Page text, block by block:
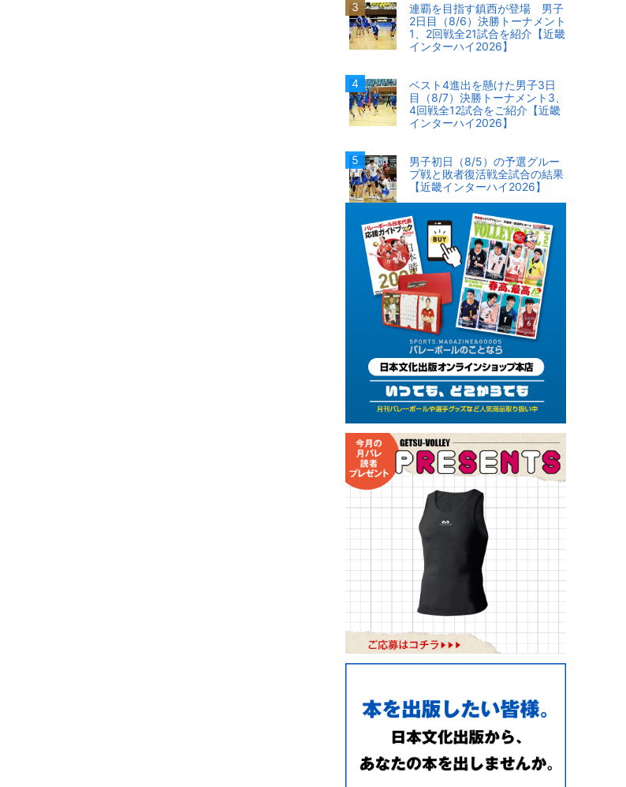
連覇を目指す鎮西が登場 男子
2日目（8/6）決勝トーナメント
1、2回戦全21試合を紹介【近畿
インターハイ2026】
ベスト4進出を懸けた男子3日
目（8/7）決勝トーナメント3、
4回戦全12試合をご紹介【近畿
インターハイ2026】
男子初日（8/5）の予選グルー
プ戦と敗者復活戦全試合の結果
【近畿インターハイ2026】